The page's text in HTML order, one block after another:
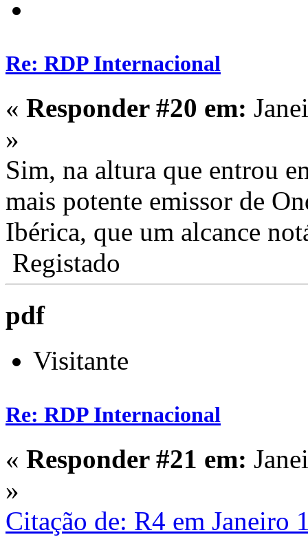
Re: RDP Internacional
« Responder #20 em:
»
Sim, na altura que entrou
mais potente emissor de
Ibérica, que um alcance
Registado
pdf
Visitante
Re: RDP Internacional
« Responder #21 em:
»
Citação de: R4 em Janeiro